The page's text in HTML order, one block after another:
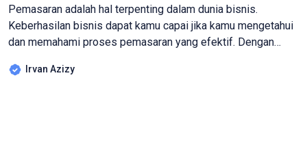
Pemasaran adalah hal terpenting dalam dunia bisnis.
Keberhasilan bisnis dapat kamu capai jika kamu mengetahui
dan memahami proses pemasaran yang efektif. Dengan
di benak para pelanggan. Tapi, kamu tau gak sih kalau
Irvan Azizy